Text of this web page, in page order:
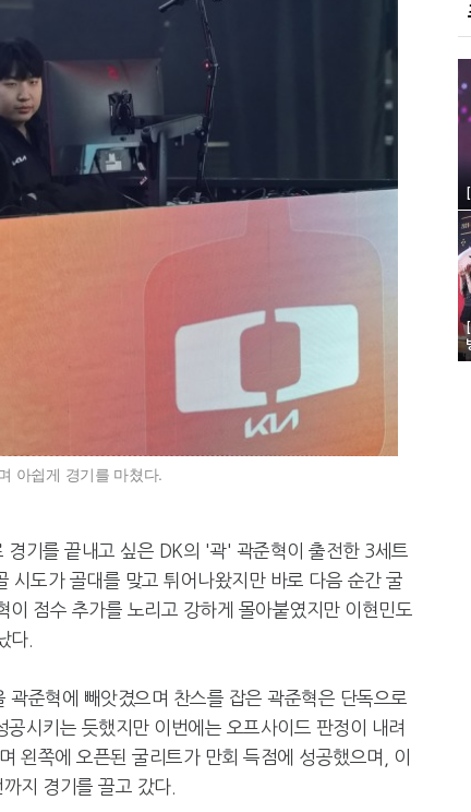
아쉽게 경기를 마쳤다.
기를 끝내고 싶은 DK의 '곽' 곽준혁이 출전한 3세트
시도가 골대를 맞고 튀어나왔지만 바로 다음 순간 굴
점수 추가를 노리고 강하게 몰아붙였지만 이현민도
다.
준혁에 빼앗겼으며 찬스를 잡은 곽준혁은 단독으로
시키는 듯했지만 이번에는 오프사이드 판정이 내려
왼쪽에 오픈된 굴리트가 만회 득점에 성공했으며, 이
지 경기를 끌고 갔다.
[